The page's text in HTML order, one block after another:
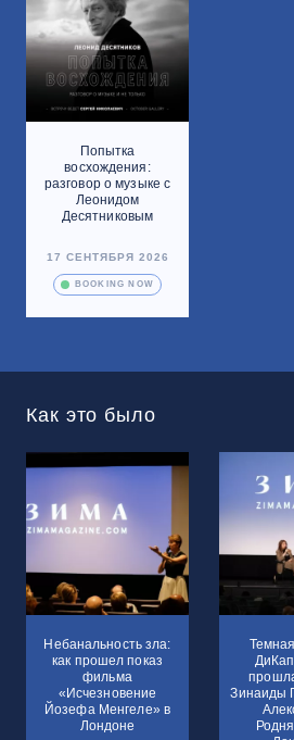
Попытка
восхождения:
разговор о музыке с
Леонидом
Десятниковым
17 СЕНТЯБРЯ 2026
BOOKING NOW
Как это было
Небанальность зла:
как прошел показ
фильма
«Исчезновение
Йозефа Менгеле» в
Лондоне
Зинаиды